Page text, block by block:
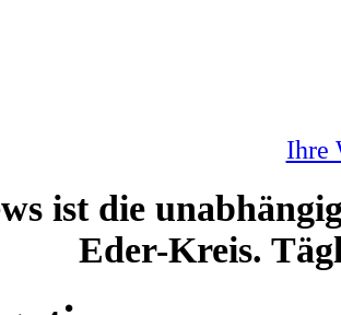
Ihre
ist die
Eder-Kreis.